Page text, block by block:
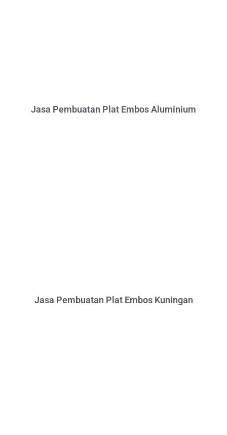
Jasa Pembuatan Plat Embos Aluminium
Jasa Pembuatan Plat Embos Kuningan